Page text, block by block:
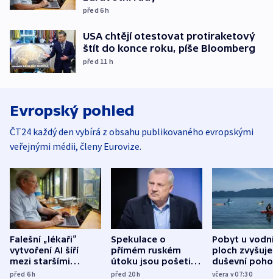
před 6h
USA chtějí otestovat protiraketový
štít do konce roku, píše Bloomberg
před 11 h
Evropský pohled
ČT24 každý den vybírá z obsahu publikovaného evropskými
veřejnými médii, členy Eurovize.
Falešní „lékaři“
vytvoření AI šíří
mezi staršími
Poláky nebezpečné
před 6h
Spekulace o
přímém ruském
útoku jsou pošetilé,
míní estonský
před 20h
Pobyt u
ploch zvyšuje
duševní
ukázala
včera v 07:30